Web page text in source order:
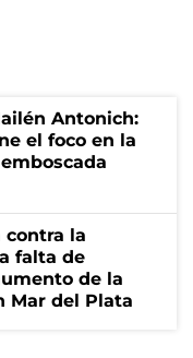
Antonich:
el foco en la
contra la
falta de
de la
Mar del Plata